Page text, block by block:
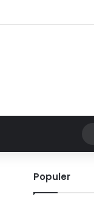
Populer